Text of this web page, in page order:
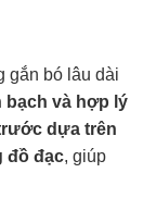
gắn bó lâu dài
bạch và hợp lý
dựa trên
đồ đạc, giúp